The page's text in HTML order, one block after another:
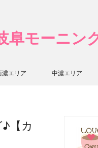
モーニン
濃エリア 中濃エリア
【カ